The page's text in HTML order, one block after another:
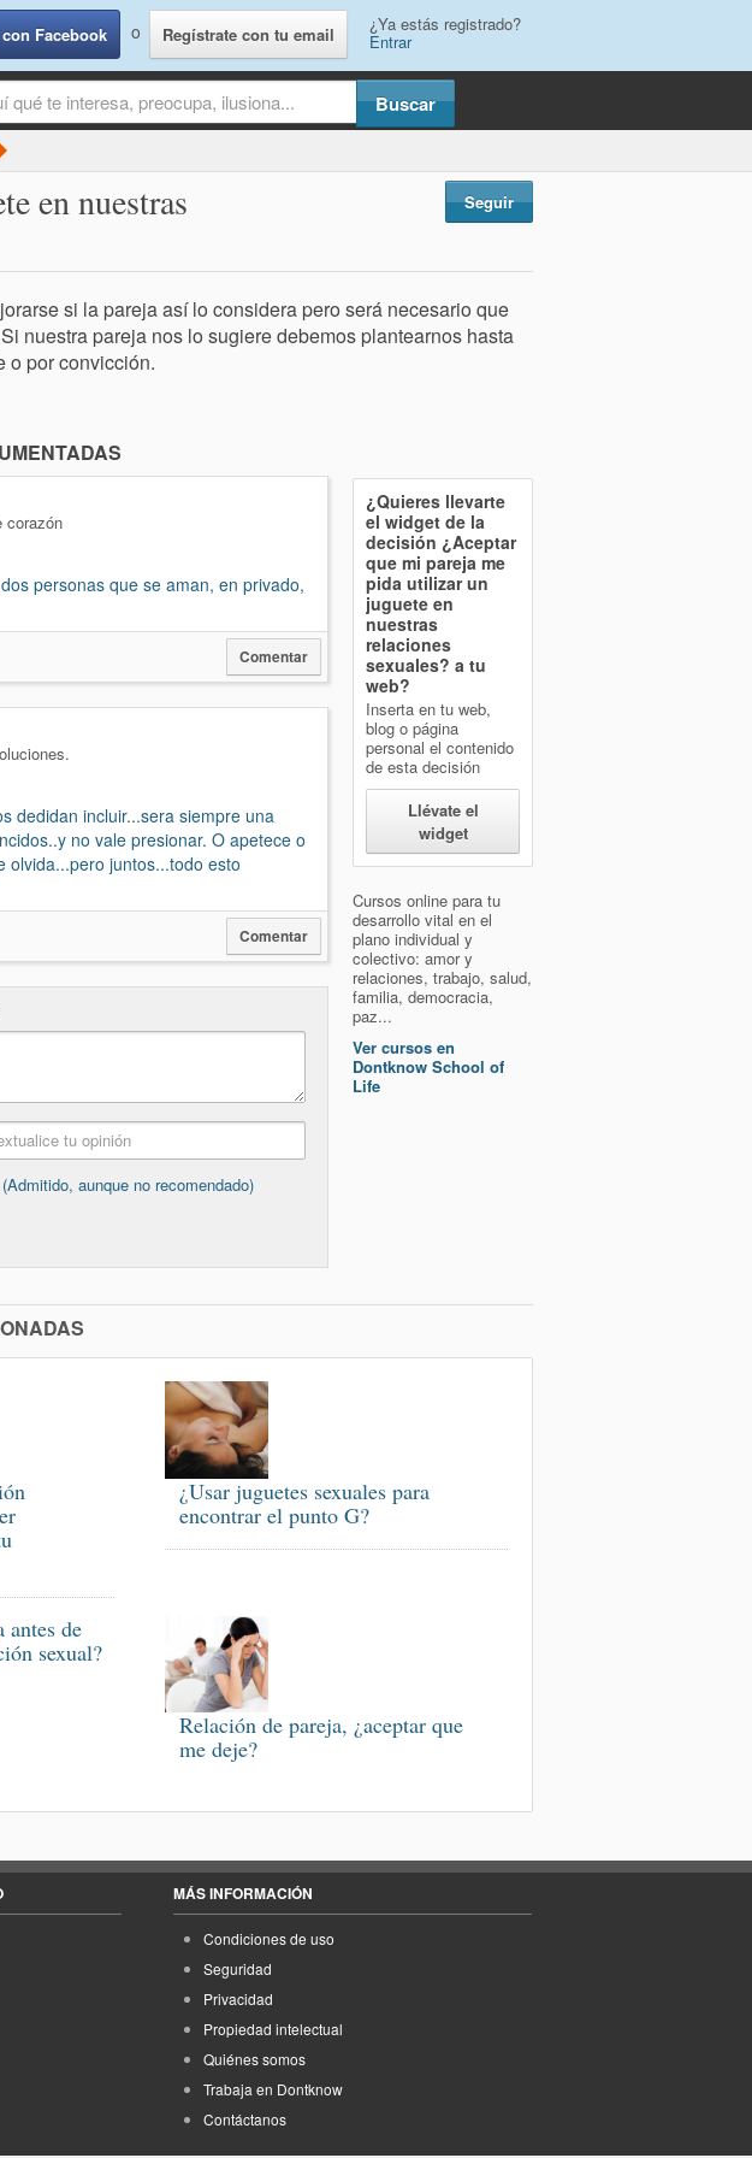
Facebook o Regístrate con tu email ¿Ya estás registrado?
Entrar
en nuestras Seguir
si la pareja así lo considera pero será necesario que
nuestra pareja nos lo sugiere debemos plantearnos hasta
o por convicción.
corazón
personas que se aman, en privado,
Comentar
dedidan incluir...sera siempre una
no vale presionar. O apetece o
olvida...pero juntos...todo esto
Comentar
(Admitido, aunque no recomendado)
¿Quieres llevarte
el widget de la
decisión ¿Aceptar
que mi pareja me
pida utilizar un
juguete en
nuestras
relaciones
sexuales? a tu
web?
Inserta en tu web,
blog o página
personal el contenido
de esta decisión
Llévate el
widget
Cursos online para tu
desarrollo vital en el
plano individual y
colectivo: amor y
relaciones, trabajo, salud,
familia, democracia,
paz...
Ver cursos en
Dontknow School of
Life
¿Usar juguetes sexuales para
encontrar el punto G?
antes de
sexual?
Relación de pareja, ¿aceptar que
me deje?
MÁS INFORMACIÓN
Condiciones de uso
Seguridad
Privacidad
Propiedad intelectual
Quiénes somos
Trabaja en Dontknow
Contáctanos